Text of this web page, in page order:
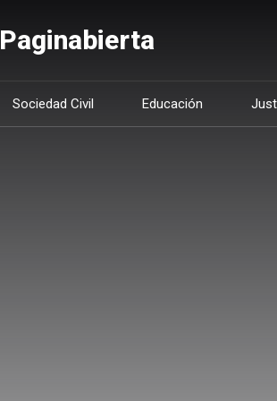
Paginabierta
Sociedad Civil Educación